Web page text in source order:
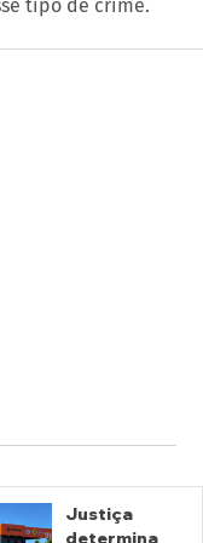
tipo de crime.
Justiça
determina